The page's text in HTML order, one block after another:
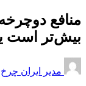
منافع
بیش‌تر است
مدیر ایران چرخ